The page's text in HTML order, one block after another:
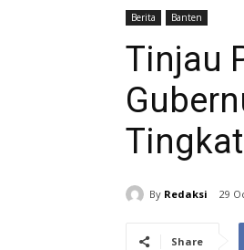
Berita Banten
Tinjau
By Redaksi 29
Share